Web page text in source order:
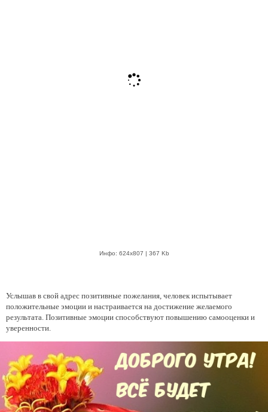
Инфо: 624х807 | 367 Kb
Услышав в свой адрес позитивные пожелания, человек испытывает
положительные эмоции и настраивается на достижение желаемого
результата. Позитивные эмоции способствуют повышению самооценки и
уверенности.